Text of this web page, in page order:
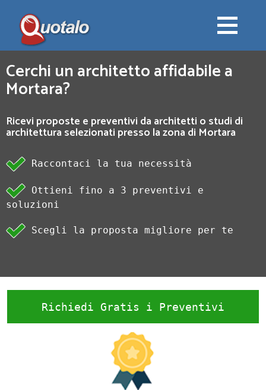
Cerchi un architetto affidabile a
Mortara?
Ricevi proposte e preventivi da architetti o studi di
architettura selezionati presso la zona di Mortara
Raccontaci la tua necessità
Ottieni fino a 3 preventivi e
soluzioni
Scegli la proposta migliore per te
Richiedi Gratis i Preventivi